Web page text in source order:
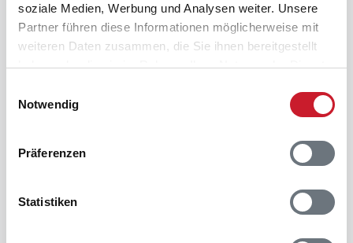
soziale Medien, Werbung und Analysen weiter. Unsere
Partner führen diese Informationen möglicherweise mit
weiteren Daten zusammen, die Sie ihnen bereitgestellt
haben oder die sie im Rahmen Ihrer Nutzung der Dienste
Notwendig
Präferenzen
Statistiken